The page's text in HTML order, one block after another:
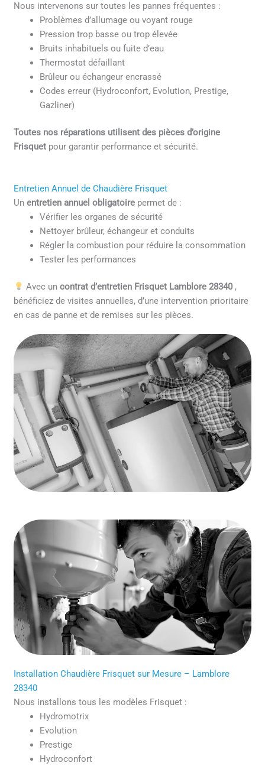
Nous intervenons sur toutes les pannes fréquentes :
Problèmes d’allumage ou voyant rouge
Pression trop basse ou trop élevée
Bruits inhabituels ou fuite d’eau
Thermostat défaillant
Brûleur ou échangeur encrassé
Codes erreur (Hydroconfort, Evolution, Prestige,
Gazliner)
Toutes nos réparations utilisent des pièces d’origine
Frisquet pour garantir performance et sécurité.
Entretien Annuel de Chaudière Frisquet
Unentretien annuel obligatoire permet de :
Vérifier les organes de sécurité
Nettoyer brûleur, échangeur et conduits
Régler la combustion pour réduire la consommation
Tester les performances
Avec un contrat d’entretien Frisquet Lamblore 28340 ,
bénéficiez de visites annuelles, d’une intervention prioritaire
en cas de panne et de remises sur les pièces.
Installation Chaudière Frisquet sur Mesure – Lamblore
28340
Nous installons tous les modèles Frisquet :
Hydromotrix
Evolution
Prestige
Hydroconfort